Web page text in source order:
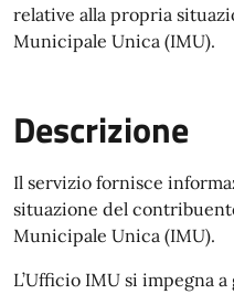
relative alla propria
Municipale Unica (IMU).
Descrizione
Il servizio fornisce
situazione del
Municipale Unica (IMU).
L’Ufficio IMU si impegna